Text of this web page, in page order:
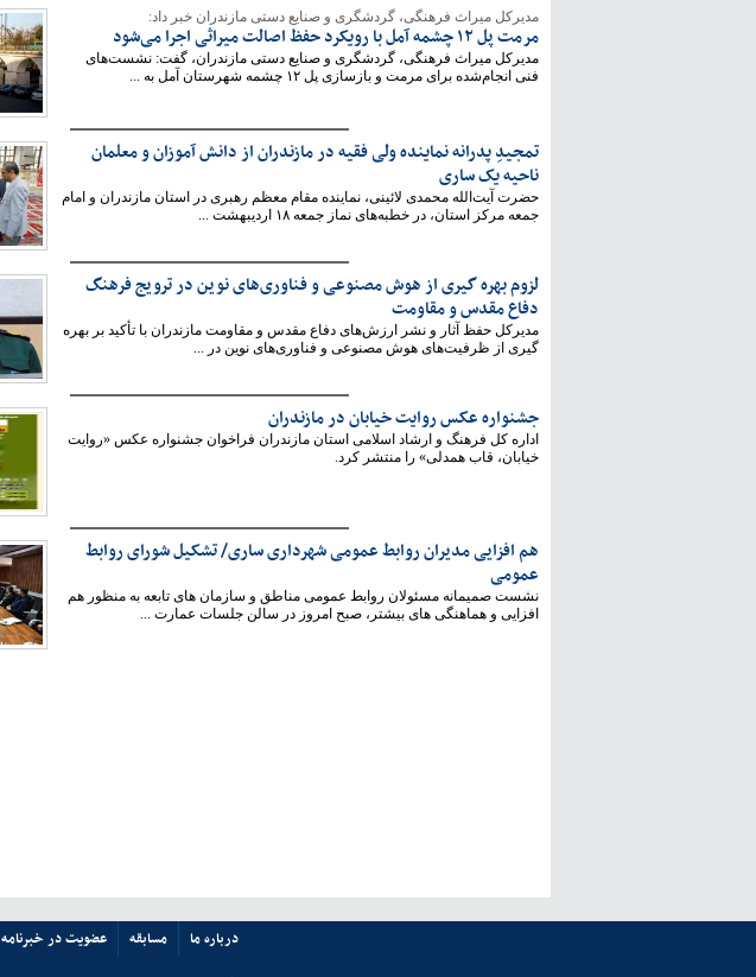
مدیرکل میراث فرهنگی، گردشگری و صنایع دستی مازندران خبر داد:
مرمت پل ۱۲ چشمه آمل با رویکرد حفظ اصالت میراثی اجرا می‌شود
مدیرکل میراث فرهنگی، گردشگری و صنایع دستی مازندران، گفت: نشست‌های
فنی انجام‌شده برای مرمت و بازسازی پل ۱۲ چشمه شهرستان آمل به ...
تمجیدِ پدرانه نماینده ولی فقیه در مازندران از دانش آموزان و معلمان
ناحیه یک ساری
حضرت آیت‌الله محمدی لائینی، نماینده مقام معظم رهبری در استان مازندران و امام
جمعه مرکز استان، در خطبه‌های نماز جمعه ۱۸ اردیبهشت ...
لزوم بهره گیری از هوش مصنوعی و فناوری‌های نوین در ترویج فرهنگ
دفاع مقدس و مقاومت
مدیرکل حفظ آثار و نشر ارزش‌های دفاع مقدس و مقاومت مازندران با تأکید بر بهره
گیری از ظرفیت‌های هوش مصنوعی و فناوری‌های نوین در ...
جشنواره عکس روایت خیابان در مازندران
اداره کل فرهنگ و ارشاد اسلامی استان مازندران فراخوان جشنواره عکس «روایت
خیابان، قاب همدلی» را منتشر کرد.
هم افزایی مدیران روابط عمومی شهرداری ساری/ تشکیل شورای روابط
عمومی
نشست صمیمانه مسئولان روابط عمومی مناطق و سازمان های تابعه به منظور هم
افزایی و هماهنگی های بیشتر، صبح امروز در سالن جلسات عمارت ...
درباره ما مسابقه عضویت در خبرنامه